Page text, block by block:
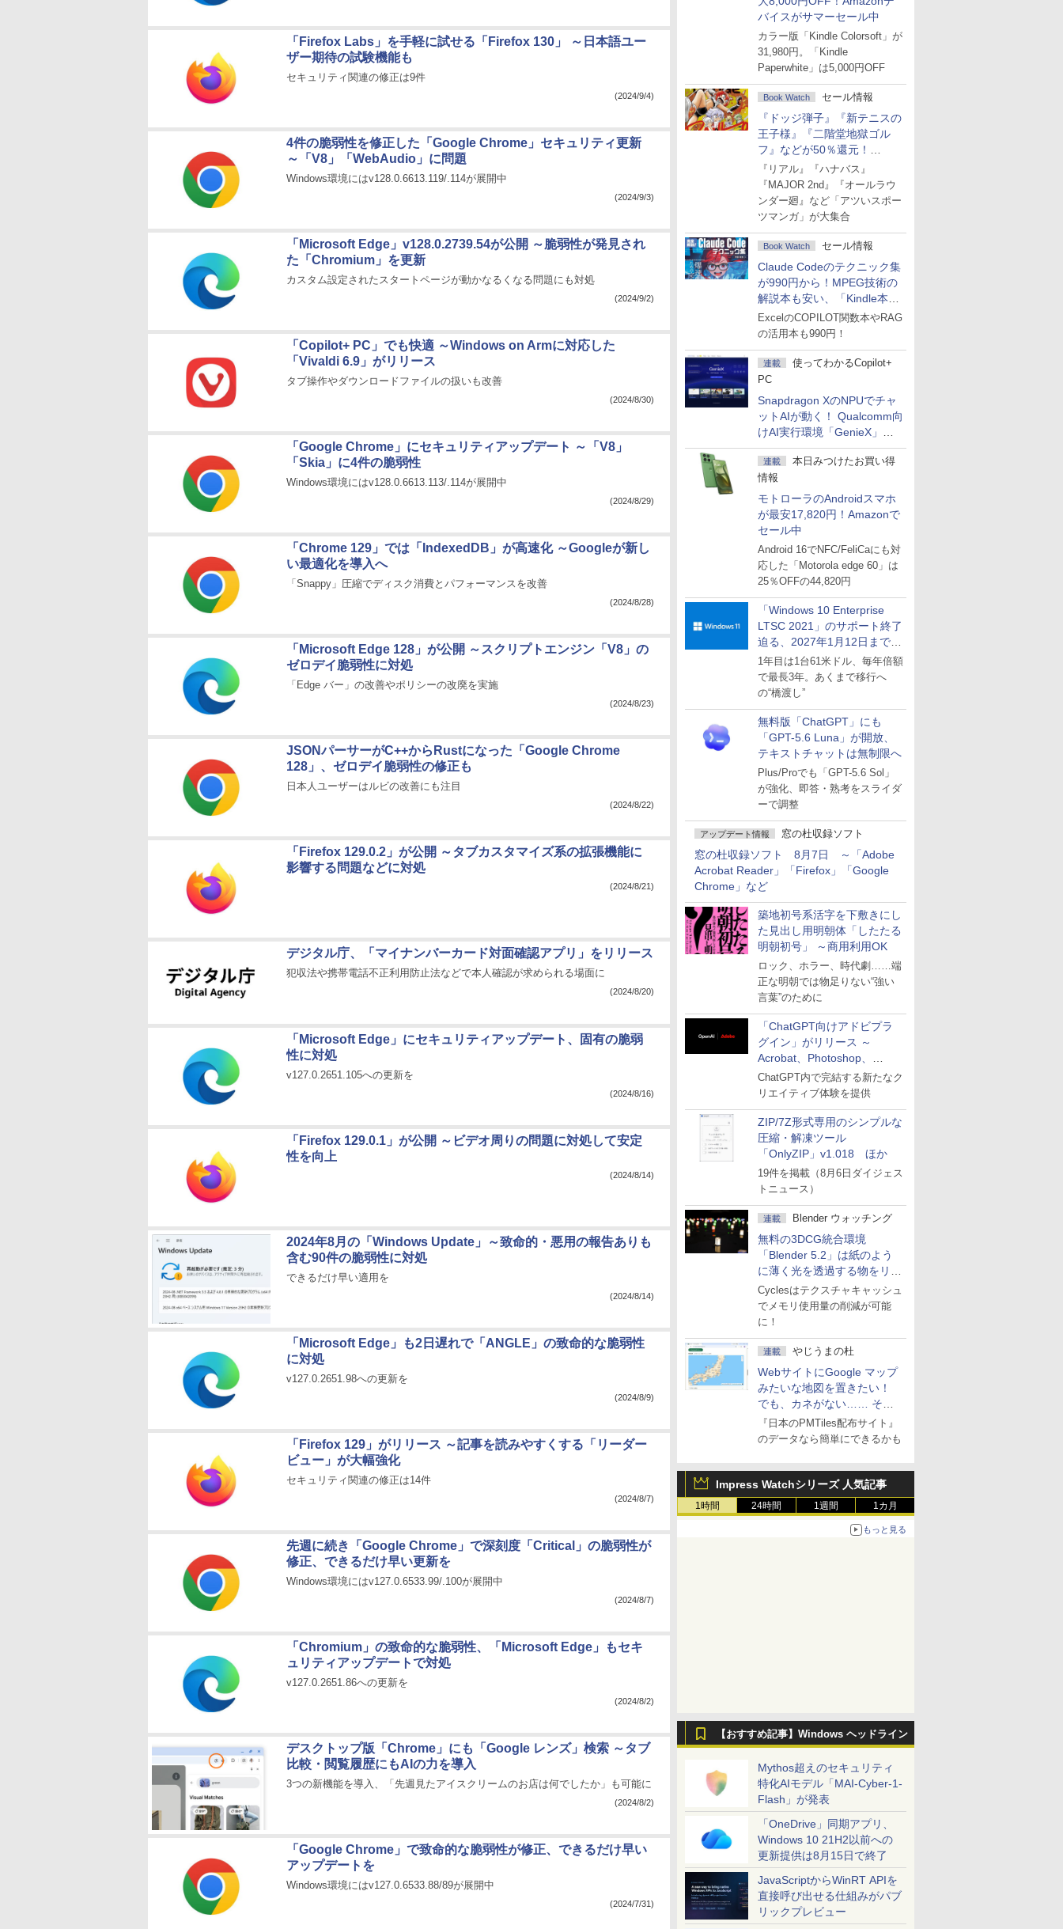
バイスがサマーセール中
カラー版「Kindle Colorsoft」が
31,980円。「Kindle
Paperwhite」は5,000円OFF
Book Watch セール情報
『ドッジ弾子』『新テニスの
王子様』『二階堂地獄ゴル
フ』などが50％還元！
Amazonマンガ週末セール
『リアル』『ハナバス』
『MAJOR 2nd』『オールラウ
ンダー廻』など「アツいスポー
ツマンガ」が大集合
Book Watch セール情報
Claude Codeのテクニック集
が990円から！MPEG技術の
解説本も安い、「Kindle本サ
マーセール」第2弾開始！
ExcelのCOPILOT関数本やRAG
の活用本も990円！
連載
使ってわかるCopilot+
PC
Snapdragon XのNPUでチャ
ットAIが動く！ Qualcomm向
けAI実行環境「GenieX」を
試してみた
連載
本日みつけたお買い得
情報
モトローラのAndroidスマホ
が最安17,820円！Amazonで
セール中
Android 16でNFC/FeliCaにも対
応した「Motorola edge 60」は
25％OFFの44,820円
「Windows 10 Enterprise
LTSC 2021」のサポート終了
迫る、2027年1月12日まで
～ESUは9月1日から販売
1年目は1台61米ドル、毎年倍額
で最長3年。あくまで移行へ
の“橋渡し”
無料版「ChatGPT」にも
「GPT-5.6 Luna」が開放、
テキストチャットは無制限へ
Plus/Proでも「GPT-5.6 Sol」
が強化、即答・熟考をスライダ
ーで調整
アップデート情報 窓の杜収録ソフト
窓の杜収録ソフト 8月7日 ～「Adobe
Acrobat Reader」「Firefox」「Google
Chrome」など
築地初号系活字を下敷きにし
た見出し用明朝体「したたる
明朝初号」 ～商用利用OK
ロック、ホラー、時代劇……端
正な明朝では物足りない“強い
言葉”のために
「ChatGPT向けアドビプラ
グイン」がリリース ～
Acrobat、Photoshop、
Premiereなどの機能を1つの
プラグインに統合
ChatGPT内で完結する新たなク
リエイティブ体験を提供
ZIP/7Z形式専用のシンプルな
圧縮・解凍ツール
「OnlyZIP」v1.018 ほか
19件を掲載（8月6日ダイジェス
トニュース）
連載 Blender ウォッチング
無料の3DCG統合環境
「Blender 5.2」は紙のよう
に薄く光を透過する物をリア
ルに表現
Cyclesはテクスチャキャッシュ
でメモリ使用量の削減が可能
に！
連載 やじうまの杜
WebサイトにGoogle マップ
みたいな地図を置きたい！
でも、カネがない…… そん
な人に朗報！
『日本のPMTiles配布サイト』
のデータなら簡単にできるかも
Impress Watchシリーズ 人気記事
1時間 24時間 1週間 1カ月
もっと見る
【おすすめ記事】Windows ヘッドライン
Mythos超えのセキュリティ
特化AIモデル「MAI-Cyber-1-
Flash」が発表
「OneDrive」同期アプリ、
Windows 10 21H2以前への
更新提供は8月15日で終了
JavaScriptからWinRT APIを
直接呼び出せる仕組みがパブ
リックプレビュー
「Firefox Labs」を手軽に試せる「Firefox 130」 ～日本語ユー
ザー期待の試験機能も
セキュリティ関連の修正は9件
(2024/9/4)
4件の脆弱性を修正した「Google Chrome」セキュリティ更新
～「V8」「WebAudio」に問題
Windows環境にはv128.0.6613.119/.114が展開中
(2024/9/3)
「Microsoft Edge」v128.0.2739.54が公開 ～脆弱性が発見され
た「Chromium」を更新
カスタム設定されたスタートページが動かなるくなる問題にも対処
(2024/9/2)
「Copilot+ PC」でも快適 ～Windows on Armに対応した
「Vivaldi 6.9」がリリース
タブ操作やダウンロードファイルの扱いも改善
(2024/8/30)
「Google Chrome」にセキュリティアップデート ～「V8」
「Skia」に4件の脆弱性
Windows環境にはv128.0.6613.113/.114が展開中
(2024/8/29)
「Chrome 129」では「IndexedDB」が高速化 ～Googleが新し
い最適化を導入へ
「Snappy」圧縮でディスク消費とパフォーマンスを改善
(2024/8/28)
「Microsoft Edge 128」が公開 ～スクリプトエンジン「V8」の
ゼロデイ脆弱性に対処
「Edge バー」の改善やポリシーの改廃を実施
(2024/8/23)
JSONパーサーがC++からRustになった「Google Chrome
128」、ゼロデイ脆弱性の修正も
日本人ユーザーはルビの改善にも注目
(2024/8/22)
「Firefox 129.0.2」が公開 ～タブカスタマイズ系の拡張機能に
影響する問題などに対処
(2024/8/21)
デジタル庁、「マイナンバーカード対面確認アプリ」をリリース
犯収法や携帯電話不正利用防止法などで本人確認が求められる場面に
(2024/8/20)
「Microsoft Edge」にセキュリティアップデート、固有の脆弱
性に対処
v127.0.2651.105への更新を
(2024/8/16)
「Firefox 129.0.1」が公開 ～ビデオ周りの問題に対処して安定
性を向上
(2024/8/14)
2024年8月の「Windows Update」～致命的・悪用の報告ありも
含む90件の脆弱性に対処
できるだけ早い適用を
(2024/8/14)
「Microsoft Edge」も2日遅れで「ANGLE」の致命的な脆弱性
に対処
v127.0.2651.98への更新を
(2024/8/9)
「Firefox 129」がリリース ～記事を読みやすくする「リーダー
ビュー」が大幅強化
セキュリティ関連の修正は14件
(2024/8/7)
先週に続き「Google Chrome」で深刻度「Critical」の脆弱性が
修正、できるだけ早い更新を
Windows環境にはv127.0.6533.99/.100が展開中
(2024/8/7)
「Chromium」の致命的な脆弱性、「Microsoft Edge」もセキ
ュリティアップデートで対処
v127.0.2651.86への更新を
(2024/8/2)
デスクトップ版「Chrome」にも「Google レンズ」検索 ～タブ
比較・閲覧履歴にもAIの力を導入
3つの新機能を導入、「先週見たアイスクリームのお店は何でしたか」も可能に
(2024/8/2)
「Google Chrome」で致命的な脆弱性が修正、できるだけ早い
アップデートを
Windows環境にはv127.0.6533.88/89が展開中
(2024/7/31)